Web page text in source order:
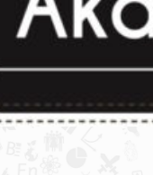
КДР, ВОШ,